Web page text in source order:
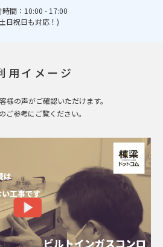
時間：10:00 - 17:00
日祝日も対応！)
用イメージ
様の声がご確認いただけます。
ご参考にご覧ください。